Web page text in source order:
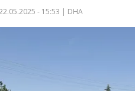
- 15:53 | DHA